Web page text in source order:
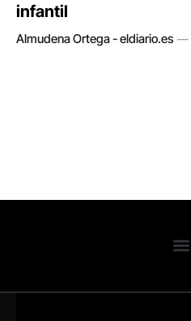
infantil
Almudena Ortega - eldiario.es